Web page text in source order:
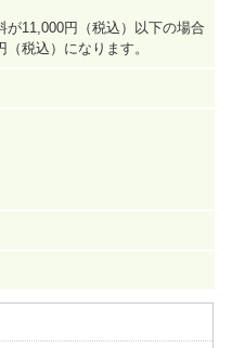
11,000円（税込）以下の場合
（税込）になります。